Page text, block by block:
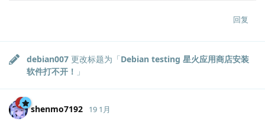
回复
debian007 更改标题为「Debian testing 星火应用商店安装
软件打不开！ 」
shenmo7192 19 1月